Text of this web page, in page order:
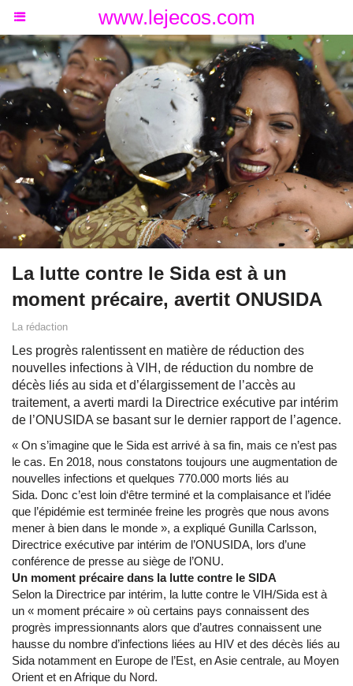
www.lejecos.com
La lutte contre le Sida est à un
moment précaire, avertit ONUSIDA
La rédaction
Les progrès ralentissent en matière de réduction des
nouvelles infections à VIH, de réduction du nombre de
décès liés au sida et d’élargissement de l’accès au
traitement, a averti mardi la Directrice exécutive par intérim
de l’ONUSIDA se basant sur le dernier rapport de l’agence.
« On s’imagine que le Sida est arrivé à sa fin, mais ce n’est pas
le cas. En 2018, nous constatons toujours une augmentation de
nouvelles infections et quelques 770.000 morts liés au
Sida. Donc c’est loin d‘être terminé et la complaisance et l’idée
que l’épidémie est terminée freine les progrès que nous avons
mener à bien dans le monde », a expliqué Gunilla Carlsson,
Directrice exécutive par intérim de l’ONUSIDA, lors d’une
conférence de presse au siège de l’ONU.
Un moment précaire dans la lutte contre le SIDA
Selon la Directrice par intérim, la lutte contre le VIH/Sida est à
un « moment précaire » où certains pays connaissent des
progrès impressionnants alors que d’autres connaissent une
hausse du nombre d’infections liées au HIV et des décès liés au
Sida notamment en Europe de l’Est, en Asie centrale, au Moyen
Orient et en Afrique du Nord.